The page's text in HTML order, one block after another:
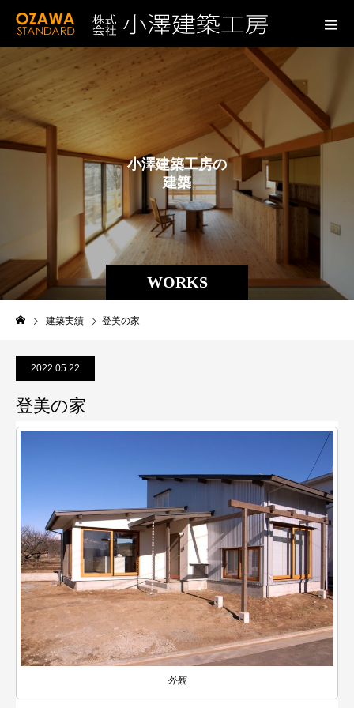
WORKS
小澤建築工房の
築実績
建築実績 登美の家
2022.05.22
登美の家
外観